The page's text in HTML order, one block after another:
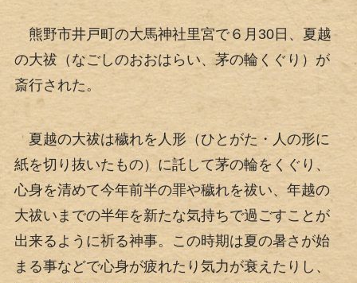
熊野市井戸町の大馬神社里宮で６月30日、夏越
の大祓（なごしのおおはらい、茅の輪くぐり）が
斎行された。
夏越の大祓は穢れを人形（ひとがた・人の形に
紙を切り抜いたもの）に託して茅の輪をくぐり、
心身を清めて今年前半の罪や穢れを祓い、年越の
大祓いまでの半年を新たな気持ちで過ごすことが
出来るように祈る神事。この時期は夏の暑さが始
まる事などで心身が疲れたり気力が衰えたりし、